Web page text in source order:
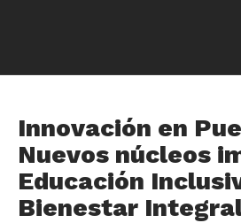
Innovación en
Nuevos núcleos
Educación
Bienestar